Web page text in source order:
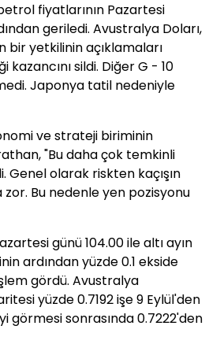
fiyatlarının Pazartesi
geriledi. Avustralya Doları,
bir yetkilinin açıklamaları
sildi. Diğer G - 10
Japonya tatil nedeniyle
ve strateji biriminin
"Bu daha çok temkinli
Genel olarak riskten kaçışın
Bu nedenle yen pozisyonu
günü 104.00 ile altı ayın
ardından yüzde 0.1 ekside
gördü. Avustralya
yüzde 0.7192 işe 9 Eylül'den
görmesi sonrasında 0.7222'den